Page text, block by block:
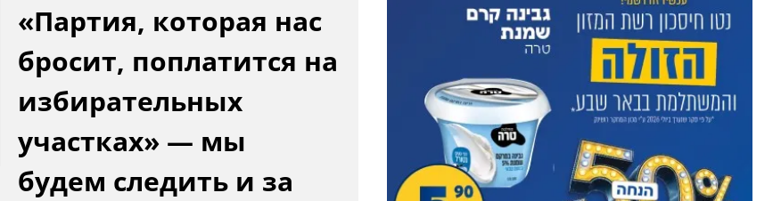
«Партия, которая нас
бросит, поплатится на
избирательных
участках» — мы
будем следить и за